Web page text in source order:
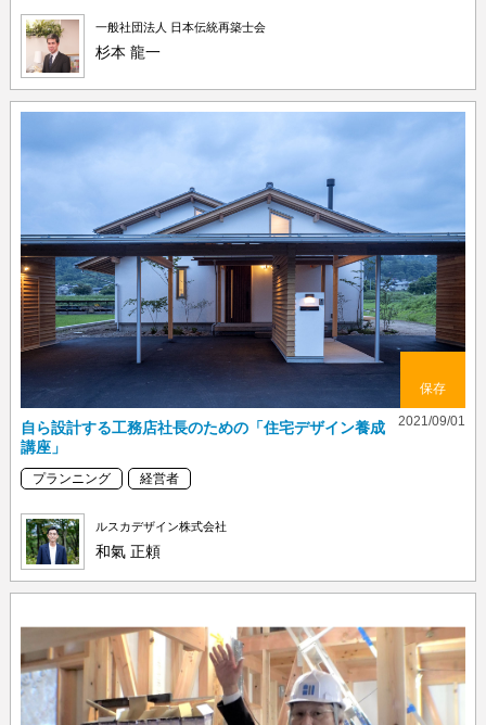
一般社団法人 日本伝統再築士会
杉本 龍一
保存
2021/09/01
自ら設計する工務店社長のための「住宅デザイン養成
講座」
プランニング 経営者
ルスカデザイン株式会社
和氣 正頼